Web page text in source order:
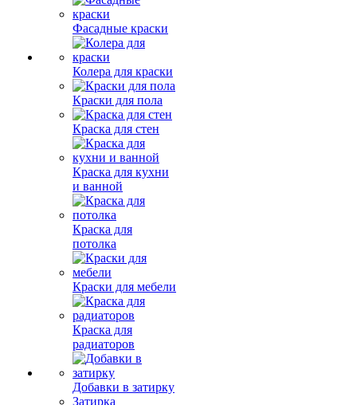
Фасадные краски
Колера для краски
Краски для пола
Краска для стен
Краска для кухни
и ванной
Краска для
потолка
Краски для мебели
Краска для
радиаторов
Добавки в затирку
Затирка